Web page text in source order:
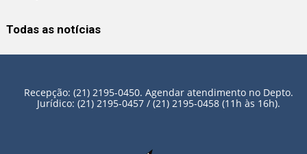
Todas as notícias
Recepção: (21) 2195-0450. Agendar atendimento no Depto.
Jurídico: (21) 2195-0457 / (21) 2195-0458 (11h às 16h).